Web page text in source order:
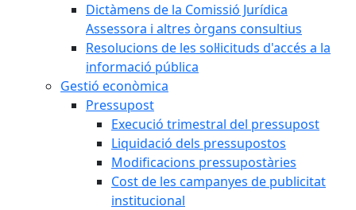
Dictàmens de la Comissió Jurídica
Assessora i altres òrgans consultius
Resolucions de les sol·licituds d'accés a la
informació pública
Gestió econòmica
Pressupost
Execució trimestral del pressupost
Liquidació dels pressupostos
Modificacions pressupostàries
Cost de les campanyes de publicitat
institucional